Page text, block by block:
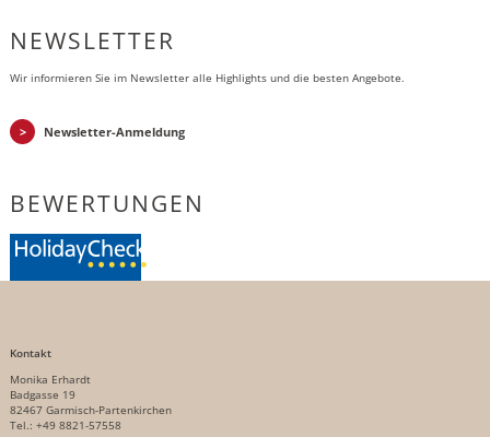
NEWSLETTER
Wir informieren Sie im Newsletter alle Highlights und die besten Angebote.
Newsletter-Anmeldung
BEWERTUNGEN
Kontakt
Monika Erhardt
Badgasse 19
82467 Garmisch-Partenkirchen
Tel.: +49 8821-57558